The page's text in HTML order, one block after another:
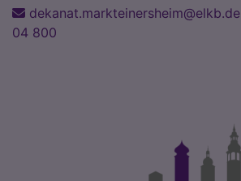
Direkt
zum
dekanat.markteinersheim@elkb.de
04 800